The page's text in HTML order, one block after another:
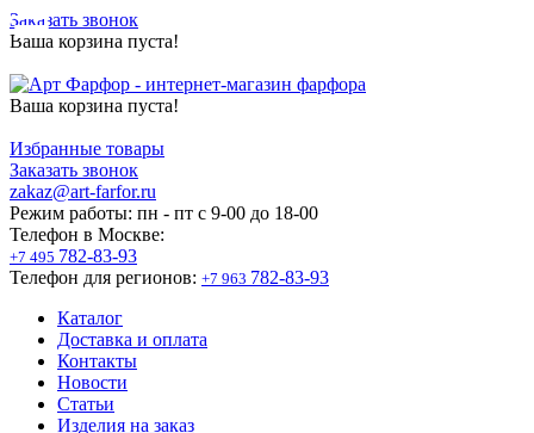
Заказать звонок
Ваша корзина пуста!
Ваша корзина пуста!
Избранные товары
Заказать звонок
zakaz@art-farfor.ru
Режим работы: пн - пт c 9-00 до 18-00
Телефон в Москве:
+7 495 782-83-93
Телефон для регионов: +7 963 782-83-93
Каталог
Доставка и оплата
Контакты
Новости
Статьи
Изделия на заказ